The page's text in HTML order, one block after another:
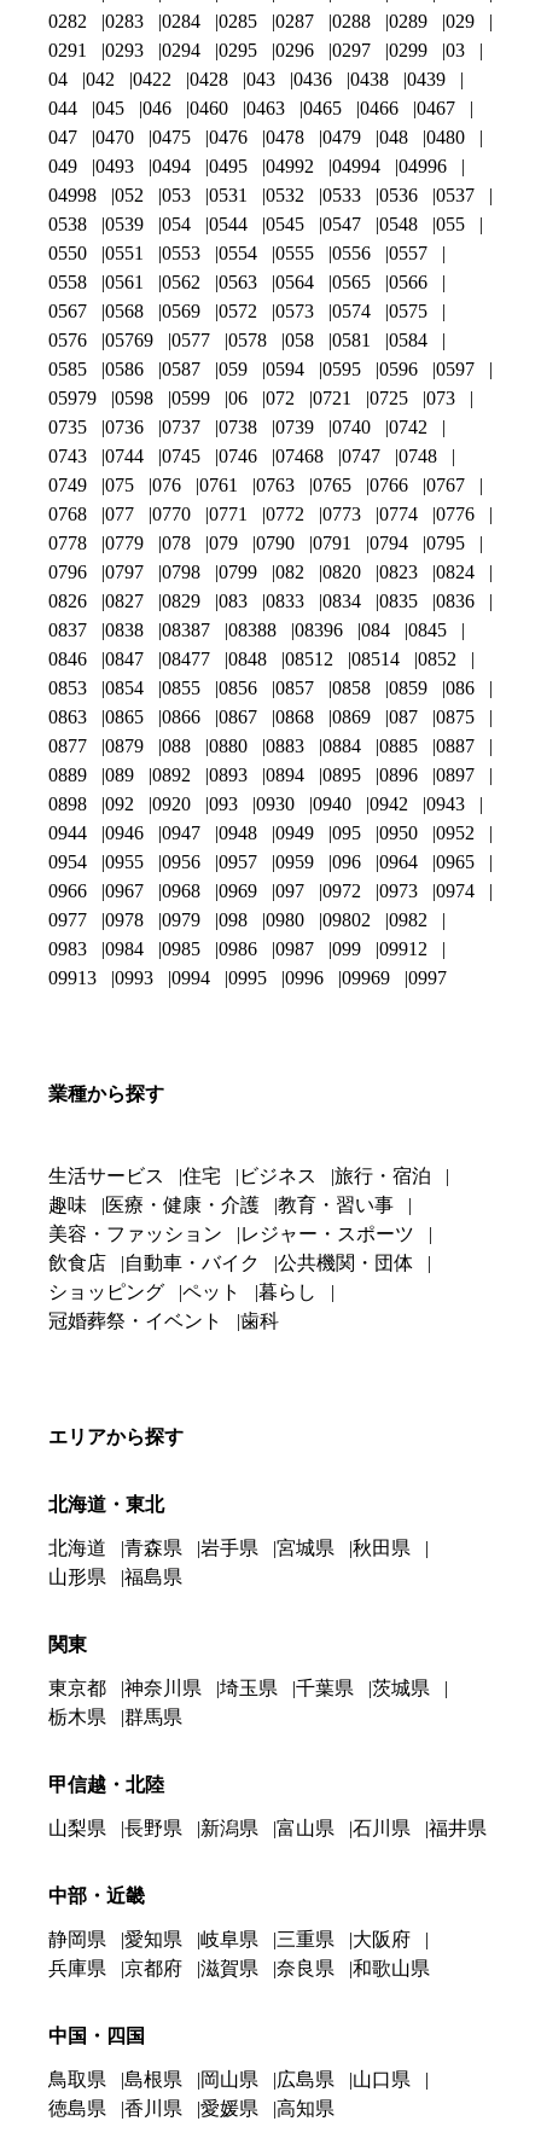
0282
0283 0284 0285 0287 0288 0289
029
0291
0293 0294 0295 0296 0297 0299
03
04
042 0422 0428 043 0436 0438
0439
044
045 046 0460 0463 0465 0466
0467
047
0470 0475 0476 0478 0479 048
0480
049
0493 0494 0495 04992 04994
04996
04998
052 053 0531 0532 0533 0536
0537
0538
0539 054 0544 0545 0547 0548
055
0550
0551 0553 0554 0555 0556
0557
0558
0561 0562 0563 0564 0565
0566
0567
0568 0569 0572 0573 0574
0575
0576
05769 0577 0578 058 0581
0584
0585
0586 0587 059 0594 0595 0596
0597
05979
0598 0599 06 072 0721 0725
073
0735
0736 0737 0738 0739 0740
0742
0743
0744 0745 0746 07468 0747
0748
0749
075 076 0761 0763 0765 0766
0767
0768
077 0770 0771 0772 0773 0774
0776
0778
0779 078 079 0790 0791 0794
0795
0796
0797 0798 0799 082 0820 0823
0824
0826
0827 0829 083 0833 0834 0835
0836
0837
0838 08387 08388 08396 084
0845
0846
0847 08477 0848 08512 08514
0852
0853
0854 0855 0856 0857 0858 0859
086
0863
0865 0866 0867 0868 0869 087
0875
0877
0879 088 0880 0883 0884 0885
0887
0889
089 0892 0893 0894 0895 0896
0897
0898
092 0920 093 0930 0940 0942
0943
0944
0946 0947 0948 0949 095 0950
0952
0954
0955 0956 0957 0959 096 0964
0965
0966
0967 0968 0969 097 0972 0973
0974
0977
0978 0979 098 0980 09802
0982
0983
0984 0985 0986 0987 099
09912
09913
0993 0994 0995 0996 09969 0997
業種から探す
生活サービス 住宅 ビジネス
旅行・宿泊
趣味
医療・健康・介護
教育・習い事
美容・ファッション
レジャー・スポーツ
飲食店
自動車・バイク
公共機関・団体
ショッピング
ペット
暮らし
冠婚葬祭・イベント
歯科
エリアから探す
北海道・東北
北海道 青森県 岩手県 宮城県
秋田県
山形県
福島県
関東
東京都 神奈川県 埼玉県 千葉県
茨城県
栃木県
群馬県
甲信越・北陸
山梨県 長野県 新潟県 富山県 石川県 福井県
中部・近畿
静岡県 愛知県 岐阜県 三重県
大阪府
兵庫県
京都府 滋賀県 奈良県 和歌山県
中国・四国
鳥取県 島根県 岡山県 広島県
山口県
徳島県
香川県 愛媛県 高知県